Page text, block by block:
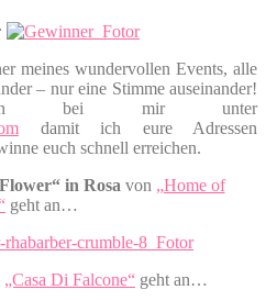
meines wundervollen Events, alle
– nur eine Stimme auseinander!
bei mir unter
damit ich eure Adressen
euch schnell erreichen.
in Rosa von „Home of
geht an…
„Casa Di Falcone“ geht an…